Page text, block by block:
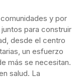
y por
para construir
desde el centro
un esfuerzo
más se necesitan.
salud. La